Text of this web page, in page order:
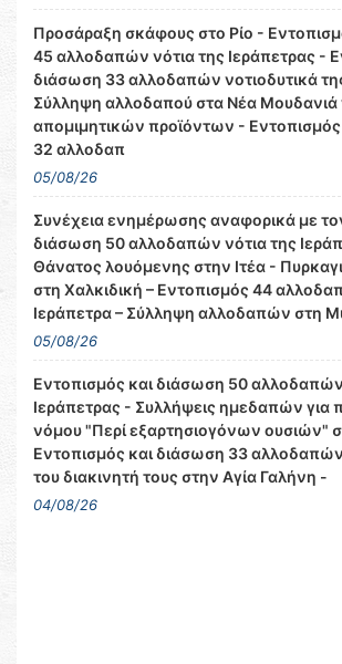
Προσάραξη σκάφους στο Ρίο -
45 αλλοδαπών νότια της Ιεράπετρας -
διάσωση 33 αλλοδαπών νοτιοδυτικά
Σύλληψη αλλοδαπού στα Νέα Μουδανιά
απομιμητικών προϊόντων -
32 αλλοδαπ
05/08/26
Συνέχεια ενημέρωσης αναφορικά με
διάσωση 50 αλλοδαπών νότια της
Θάνατος λουόμενης στην Ιτέα -
στη Χαλκιδική – Εντοπισμός 44
Ιεράπετρα – Σύλληψη αλλοδαπών στη
05/08/26
Εντοπισμός και διάσωση 50 αλλοδαπών
Ιεράπετρας - Συλλήψεις ημεδαπών για
νόμου "Περί εξαρτησιογόνων ουσιών"
Εντοπισμός και διάσωση 33
του διακινητή τους στην Αγία Γαλήνη -
04/08/26